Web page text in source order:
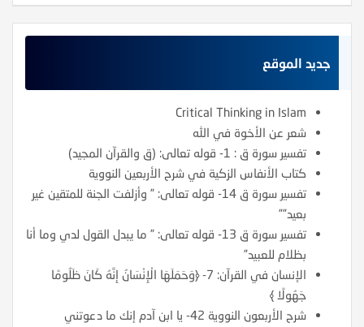
جديد الموقع
Critical Thinking in Islam
شعر عن الأخوة في الله
تفسير سورة ق : 1- قوله تعالى: (ق والقرآن المجيد)
كتاب الأنفاس الزكية في شرح الأربعين النووية
تفسير سورة ق 14- قوله تعالى: ” وأزلفت الجنة للمتقين غير
بعيد””
تفسير سورة ق 13- قوله تعالى: ” ما يبدل القول لدي وما أنا
بظلام للعبيد”
الإنسان في القرآن: 7- ﴿وَحَمَلَهَا الْإِنْسَانُ إِنَّهُ كَانَ ظَلُومًا
جَهُولًا ﴾
شرح الأربعون النووية 42- يا ابن آدم إنك ما دعوتني